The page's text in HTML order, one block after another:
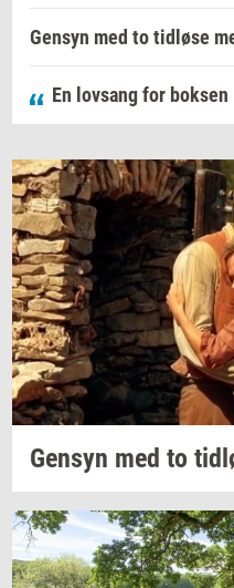
Gensyn med to tidløse
En lovsang for boksen
Gen­syn med to